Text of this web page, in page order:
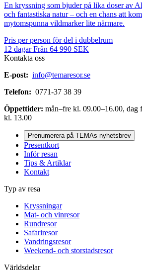
En kryssning som bjuder på lika doser av
och fantastiska natur – och en chans att
mytomspunna vildmarker lite närmare.
Pris per person för del i dubbelrum
12 dagar Från 64 990 SEK
Kontakta oss
E-post: info@temaresor.se
Telefon: 0771-37 38 39
Öppettider: mån–fre kl. 09.00–16.00, dag
kl. 13.00
Prenumerera på TEMAs nyhetsbrev
Presentkort
Inför resan
Tips & Artiklar
Kontakt
Typ av resa
Kryssningar
Mat- och vinresor
Rundresor
Safariresor
Vandringsresor
Weekend- och storstadsresor
Världsdelar